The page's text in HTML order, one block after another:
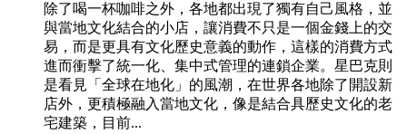
除了喝一杯咖啡之外，各地都出現了獨有自己風格，並
與當地文化結合的小店，讓消費不只是一個金錢上的交
易，而是更具有文化歷史意義的動作，這樣的消費方式
進而衝擊了統一化、集中式管理的連鎖企業。星巴克則
是看見「全球在地化」的風潮，在世界各地除了開設新
店外，更積極融入當地文化，像是結合具歷史文化的老
宅建築，目前...